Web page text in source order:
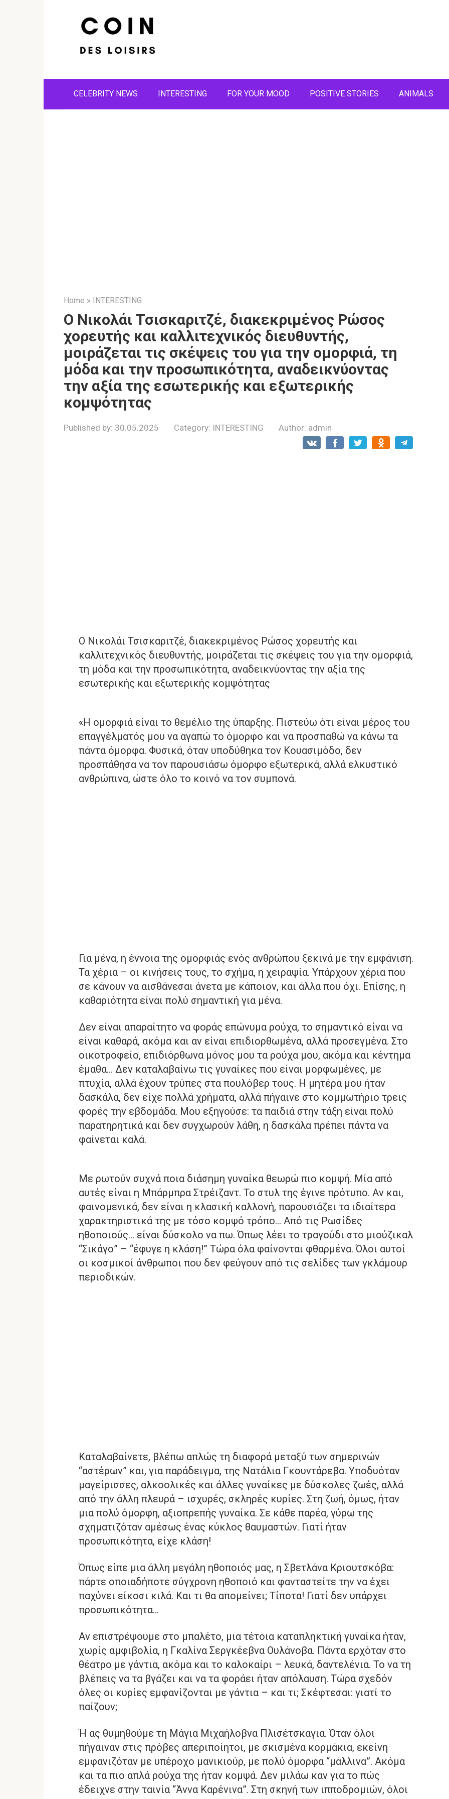
CELEBRITY NEWS INTERESTING FOR YOUR MOOD POSITIVE STORIES ANIMALS
Home » INTERESTING
Ο Νικολάι Τσισκαριτζέ, διακεκριμένος Ρώσος
χορευτής και καλλιτεχνικός διευθυντής,
μοιράζεται τις σκέψεις του για την ομορφιά, τη
μόδα και την προσωπικότητα, αναδεικνύοντας
την αξία της εσωτερικής και εξωτερικής
κομψότητας
Published by: 30.05.2025 Category: INTERESTING Author: admin
Ο Νικολάι Τσισκαριτζέ, διακεκριμένος Ρώσος χορευτής και
καλλιτεχνικός διευθυντής, μοιράζεται τις σκέψεις του για την ομορφιά,
τη μόδα και την προσωπικότητα, αναδεικνύοντας την αξία της
εσωτερικής και εξωτερικής κομψότητας
«Η ομορφιά είναι το θεμέλιο της ύπαρξης. Πιστεύω ότι είναι μέρος του
επαγγέλματός μου να αγαπώ το όμορφο και να προσπαθώ να κάνω τα
πάντα όμορφα. Φυσικά, όταν υποδύθηκα τον Κουασιμόδο, δεν
προσπάθησα να τον παρουσιάσω όμορφο εξωτερικά, αλλά ελκυστικό
ανθρώπινα, ώστε όλο το κοινό να τον συμπονά.
Για μένα, η έννοια της ομορφιάς ενός ανθρώπου ξεκινά με την εμφάνιση.
Τα χέρια – οι κινήσεις τους, το σχήμα, η χειραψία. Υπάρχουν χέρια που
σε κάνουν να αισθάνεσαι άνετα με κάποιον, και άλλα που όχι. Επίσης, η
καθαριότητα είναι πολύ σημαντική για μένα.
Δεν είναι απαραίτητο να φοράς επώνυμα ρούχα, το σημαντικό είναι να
είναι καθαρά, ακόμα και αν είναι επιδιορθωμένα, αλλά προσεγμένα. Στο
οικοτροφείο, επιδιόρθωνα μόνος μου τα ρούχα μου, ακόμα και κέντημα
έμαθα… Δεν καταλαβαίνω τις γυναίκες που είναι μορφωμένες, με
πτυχία, αλλά έχουν τρύπες στα πουλόβερ τους. Η μητέρα μου ήταν
δασκάλα, δεν είχε πολλά χρήματα, αλλά πήγαινε στο κομμωτήριο τρεις
φορές την εβδομάδα. Μου εξηγούσε: τα παιδιά στην τάξη είναι πολύ
παρατηρητικά και δεν συγχωρούν λάθη, η δασκάλα πρέπει πάντα να
φαίνεται καλά.
Με ρωτούν συχνά ποια διάσημη γυναίκα θεωρώ πιο κομψή. Μία από
αυτές είναι η Μπάρμπρα Στρέιζαντ. Το στυλ της έγινε πρότυπο. Αν και,
φαινομενικά, δεν είναι η κλασική καλλονή, παρουσιάζει τα ιδιαίτερα
χαρακτηριστικά της με τόσο κομψό τρόπο… Από τις Ρωσίδες
ηθοποιούς… είναι δύσκολο να πω. Όπως λέει το τραγούδι στο μιούζικαλ
“Σικάγο” – “έφυγε η κλάση!” Τώρα όλα φαίνονται φθαρμένα. Όλοι αυτοί
οι κοσμικοί άνθρωποι που δεν φεύγουν από τις σελίδες των γκλάμουρ
περιοδικών.
Καταλαβαίνετε, βλέπω απλώς τη διαφορά μεταξύ των σημερινών
“αστέρων” και, για παράδειγμα, της Νατάλια Γκουντάρεβα. Υποδυόταν
μαγείρισσες, αλκοολικές και άλλες γυναίκες με δύσκολες ζωές, αλλά
από την άλλη πλευρά – ισχυρές, σκληρές κυρίες. Στη ζωή, όμως, ήταν
μια πολύ όμορφη, αξιοπρεπής γυναίκα. Σε κάθε παρέα, γύρω της
σχηματιζόταν αμέσως ένας κύκλος θαυμαστών. Γιατί ήταν
προσωπικότητα, είχε κλάση!
Όπως είπε μια άλλη μεγάλη ηθοποιός μας, η Σβετλάνα Κριουτσκόβα:
πάρτε οποιαδήποτε σύγχρονη ηθοποιό και φανταστείτε την να έχει
παχύνει είκοσι κιλά. Και τι θα απομείνει; Τίποτα! Γιατί δεν υπάρχει
προσωπικότητα…
Αν επιστρέψουμε στο μπαλέτο, μια τέτοια καταπληκτική γυναίκα ήταν,
χωρίς αμφιβολία, η Γκαλίνα Σεργκέεβνα Ουλάνοβα. Πάντα ερχόταν στο
θέατρο με γάντια, ακόμα και το καλοκαίρι – λευκά, δαντελένια. Το να τη
βλέπεις να τα βγάζει και να τα φοράει ήταν απόλαυση. Τώρα σχεδόν
όλες οι κυρίες εμφανίζονται με γάντια – και τι; Σκέφτεσαι: γιατί το
παίζουν;
Ή ας θυμηθούμε τη Μάγια Μιχαήλοβνα Πλισέτσκαγια. Όταν όλοι
πήγαιναν στις πρόβες απεριποίητοι, με σκισμένα κορμάκια, εκείνη
εμφανιζόταν με υπέροχο μανικιούρ, με πολύ όμορφα “μάλλινα”. Ακόμα
και τα πιο απλά ρούχα της ήταν κομψά. Δεν μιλάω καν για το πώς
έδειχνε στην ταινία “Άννα Καρένινα”. Στη σκηνή των ιπποδρομιών, όλοι